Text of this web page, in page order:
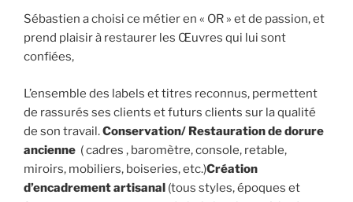
Sébastien a choisi ce métier en « OR » et de passion, et
prend plaisir à restaurer les Œuvres qui lui sont
confiées,
L’ensemble des labels et titres reconnus, permettent
de rassurés ses clients et futurs clients sur la qualité
de son travail.Conservation/ Restauration de dorure
ancienne ( cadres , baromètre, console, retable,
miroirs, mobiliers, boiseries, etc.)Création
d’encadrement artisanal (tous styles, époques et